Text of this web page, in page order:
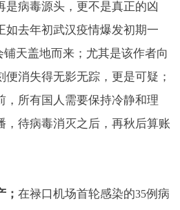
是病毒源头，更不是真正的凶
如去年初武汉疫情爆发初期一
铺天盖地而来；尤其是该作者向
消失得无影无踪，更是可疑；
，所有国人需要保持冷静和理
，待病毒消灭之后，再秋后算账
； 在禄口机场首轮感染的35例病